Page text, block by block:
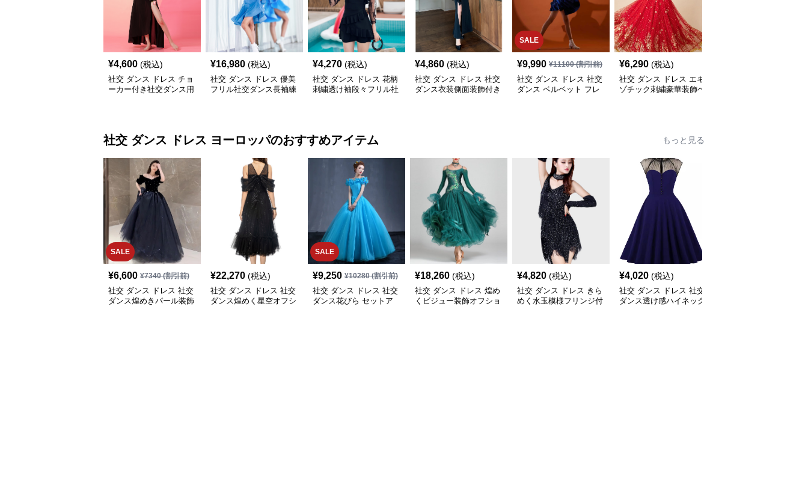
¥4,600 (税込)
社交 ダンス ドレス チョ
ーカー付き社交ダンス用
¥16,980 (税込)
社交 ダンス ドレス 優美
フリル社交ダンス長袖練
¥4,270 (税込)
社交 ダンス ドレス 花柄
刺繍透け袖段々フリル社
¥4,860 (税込)
社交 ダンス ドレス 社交
ダンス衣装側面装飾付き
SALE
¥9,990 ¥11100(割引前)
社交 ダンス ドレス 社交
ダンス ベルベット フレ
¥6,290 (税込)
社交 ダンス ドレス エキ
ゾチック刺繍豪華装飾ベ
社交 ダンス ドレス ヨーロッパのおすすめアイテム もっと見る
SALE
¥6,600 ¥7340(割引前)
社交 ダンス ドレス 社交
ダンス煌めきパール装飾
¥22,270 (税込)
社交 ダンス ドレス 社交
ダンス煌めく星空オフシ
SALE
¥9,250 ¥10280(割引前)
社交 ダンス ドレス 社交
ダンス花びら セットア
¥18,260 (税込)
社交 ダンス ドレス 煌め
くビジュー装飾オフショ
¥4,820 (税込)
社交 ダンス ドレス きら
めく水玉模様フリンジ付
¥4,020 (税込)
社交 ダンス ドレス 社交
ダンス透け感ハイネック